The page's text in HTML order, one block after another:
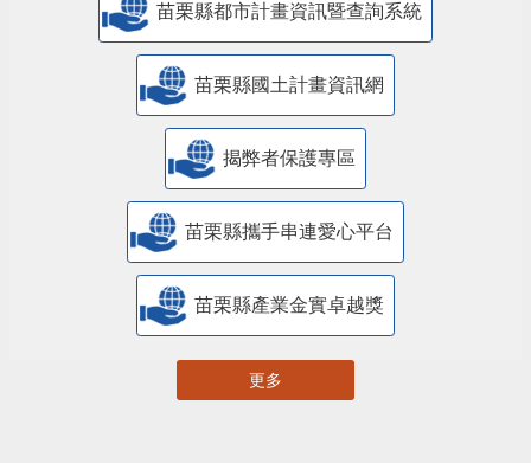
苗栗縣都市計畫資訊暨查詢系統
苗栗縣國土計畫資訊網
揭弊者保護專區
苗栗縣攜手串連愛心平台
苗栗縣產業金實卓越獎
更多